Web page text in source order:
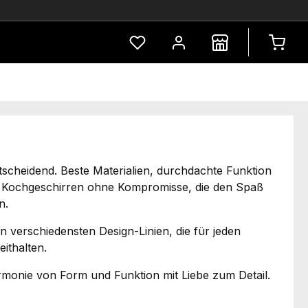
Du hast 0 Produkte auf dem
Beste Materialien, durchdachte Funktion
ohne Kompromisse, die den Spaß
verschiedensten Design-Linien, die für jeden
von Form und Funktion mit Liebe zum Detail.